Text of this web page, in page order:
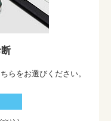
らをお選びください。